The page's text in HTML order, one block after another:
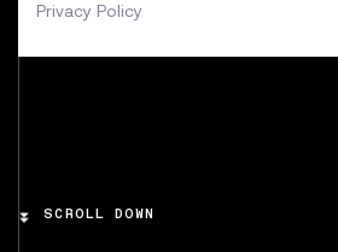
SCROLL DOWN
Privacy Policy